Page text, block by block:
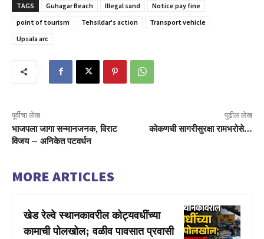
TAGS Guhagar Beach Illegal sand
Notice pay fine
point of tourism
Tehsildar's action
Transport vehicle
Upsala arc
पूर्वीचा लेख
भाजपला जागा सन्मानजनक, विराट
विजय – अनिकेत पटवर्धन
पुढील लेख
कोकणची सागरीसुरक्षा रामभरोसे…
MORE ARTICLES
खेड रेल्वे स्थानकावरील कोट्यवधींच्या
कामाची पोलखोल; वळीव पावसात प्रवासी